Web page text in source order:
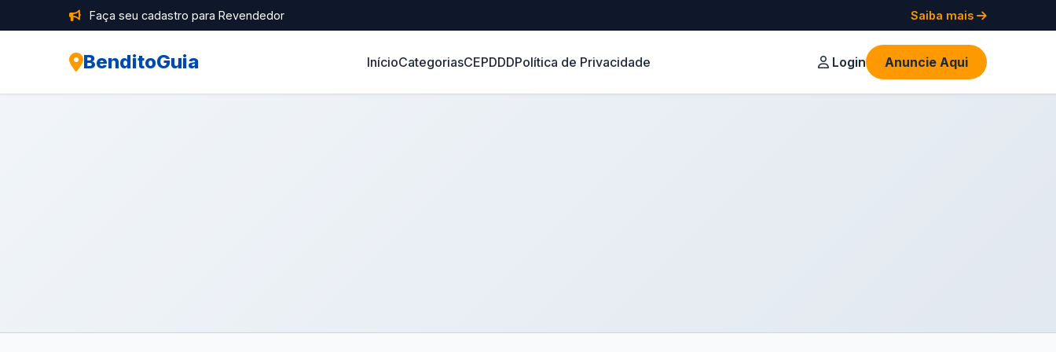
Faça seu cadastro para Revendedor Saiba mais
BenditoGuia InícioCategoriasCEPDDDPolítica de Privacidade Login Anuncie Aqui